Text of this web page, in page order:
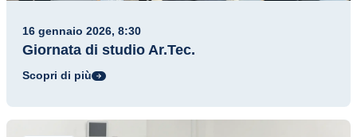
16 gennaio 2026, 8:30
Giornata di studio Ar.Tec.
Scopri di più